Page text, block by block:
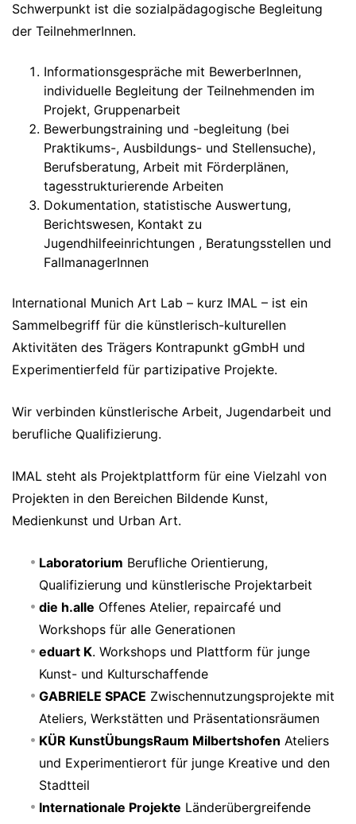
Schwerpunkt ist die sozialpädagogische Begleitung
der TeilnehmerInnen.
Informationsgespräche mit BewerberInnen,
individuelle Begleitung der Teilnehmenden im
Projekt, Gruppenarbeit
Bewerbungstraining und -begleitung (bei
Praktikums-, Ausbildungs- und Stellensuche),
Berufsberatung, Arbeit mit Förderplänen,
tagesstrukturierende Arbeiten
Dokumentation, statistische Auswertung,
Berichtswesen, Kontakt zu
Jugendhilfeeinrichtungen , Beratungsstellen und
FallmanagerInnen
International Munich Art Lab – kurz IMAL – ist ein
Sammelbegriff für die künstlerisch-kulturellen
Aktivitäten des Trägers Kontrapunkt gGmbH und
Experimentierfeld für partizipative Projekte.
Wir verbinden künstlerische Arbeit, Jugendarbeit und
berufliche Qualifizierung.
IMAL steht als Projektplattform für eine Vielzahl von
Projekten in den Bereichen Bildende Kunst,
Medienkunst und Urban Art.
Laboratorium Berufliche Orientierung,
Qualifizierung und künstlerische Projektarbeit
die h.alle Offenes Atelier, repaircafé und
Workshops für alle Generationen
eduart K. Workshops und Plattform für junge
Kunst- und Kulturschaffende
GABRIELE SPACE Zwischennutzungsprojekte mit
Ateliers, Werkstätten und Präsentationsräumen
KÜR KunstÜbungsRaum Milbertshofen Ateliers
und Experimentierort für junge Kreative und den
Stadtteil
Internationale Projekte Länderübergreifende